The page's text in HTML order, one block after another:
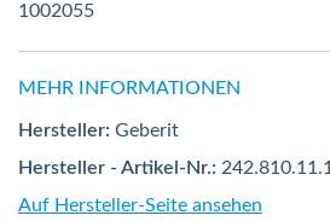
1002055
MEHR INFORMATIONEN
Hersteller: Geberit
Hersteller - Artikel-Nr.: 242.810.11.1
Auf Hersteller-Seite ansehen